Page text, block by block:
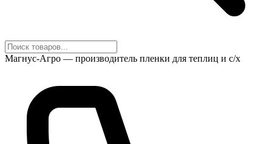
Магнус-Агро — производитель пленки для теплиц и с/х